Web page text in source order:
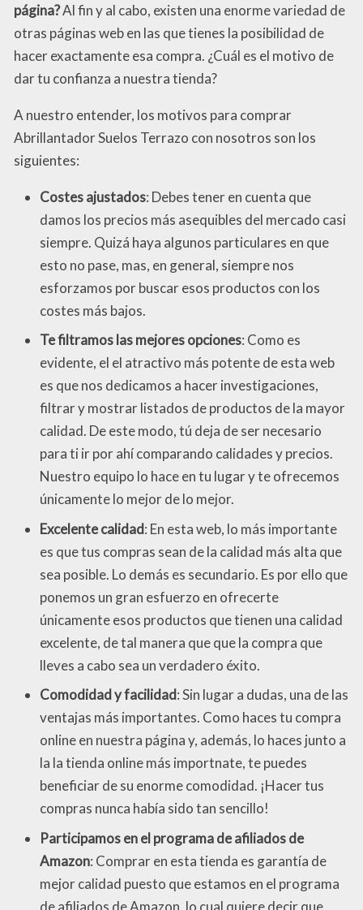
página?Al fin y al cabo, existen una enorme variedad de
otras páginas web en las que tienes la posibilidad de
hacer exactamente esa compra. ¿Cuál es el motivo de
dar tu confianza a nuestra tienda?
A nuestro entender, los motivos para comprar
Abrillantador Suelos Terrazo con nosotros son los
siguientes:
Costes ajustados: Debes tener en cuenta que
damos los precios más asequibles del mercado casi
siempre. Quizá haya algunos particulares en que
esto no pase, mas, en general, siempre nos
esforzamos por buscar esos productos con los
costes más bajos.
Te filtramos las mejores opciones: Como es
evidente, el el atractivo más potente de esta web
es que nos dedicamos a hacer investigaciones,
filtrar y mostrar listados de productos de la mayor
calidad. De este modo, tú deja de ser necesario
para ti ir por ahí comparando calidades y precios.
Nuestro equipo lo hace en tu lugar y te ofrecemos
únicamente lo mejor de lo mejor.
Excelente calidad: En esta web, lo más importante
es que tus compras sean de la calidad más alta que
sea posible. Lo demás es secundario. Es por ello que
ponemos un gran esfuerzo en ofrecerte
únicamente esos productos que tienen una calidad
excelente, de tal manera que que la compra que
lleves a cabo sea un verdadero éxito.
Comodidad y facilidad: Sin lugar a dudas, una de las
ventajas más importantes. Como haces tu compra
online en nuestra página y, además, lo haces junto a
la la tienda online más importnate, te puedes
beneficiar de su enorme comodidad. ¡Hacer tus
compras nunca había sido tan sencillo!
Participamos en el programa de afiliados de
Amazon: Comprar en esta tienda es garantía de
mejor calidad puesto que estamos en el programa
de afiliados de Amazon, lo cual quiere decir que